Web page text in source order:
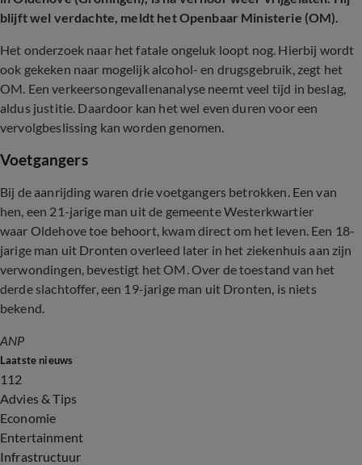
blijft wel verdachte, meldt het Openbaar Ministerie (OM).
Het onderzoek naar het fatale ongeluk loopt nog. Hierbij wordt
ook gekeken naar mogelijk alcohol- en drugsgebruik, zegt het
OM. Een verkeersongevallenanalyse neemt veel tijd in beslag,
aldus justitie. Daardoor kan het wel even duren voor een
vervolgbeslissing kan worden genomen.
Voetgangers
Bij de aanrijding waren drie voetgangers betrokken. Een van
hen, een 21-jarige man uit de gemeente Westerkwartier
waar Oldehove toe behoort, kwam direct om het leven. Een 18-
jarige man uit Dronten overleed later in het ziekenhuis aan zijn
verwondingen, bevestigt het OM. Over de toestand van het
derde slachtoffer, een 19-jarige man uit Dronten, is niets
bekend.
ANP
Laatste nieuws
112
Advies & Tips
Economie
Entertainment
Infrastructuur